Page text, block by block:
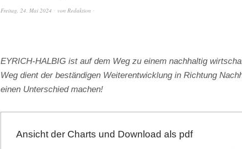
Freitag, 24. Mai 2024 von Redaktion
EYRICH-HALBIG ist auf dem Weg zu einem nachhaltig
Weg dient der beständigen Weiterentwicklung in Richtung
einen Unterschied machen!
Ansicht der Charts und Download als pdf